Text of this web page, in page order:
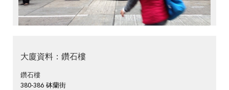
大廈資料：鑽石樓
鑽石樓
380-386 砵蘭街